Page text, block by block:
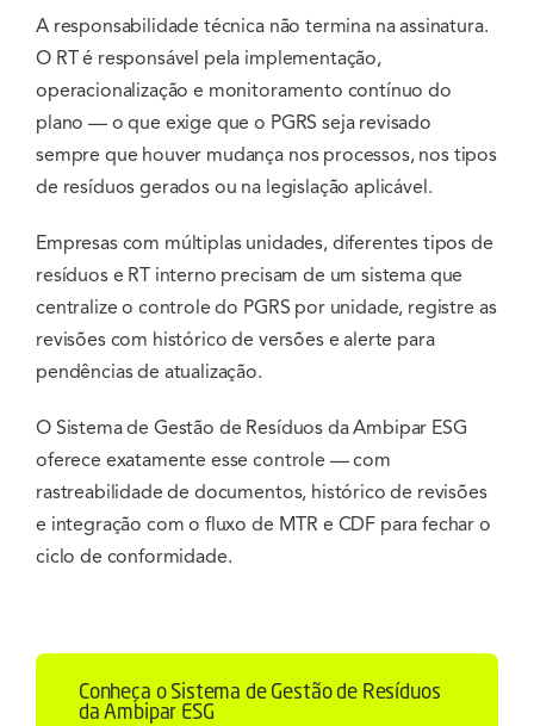
A responsabilidade técnica não termina na assinatura.
O RT é responsável pela implementação,
operacionalização e monitoramento contínuo do
plano — o que exige que o PGRS seja revisado
sempre que houver mudança nos processos, nos tipos
de resíduos gerados ou na legislação aplicável.
Empresas com múltiplas unidades, diferentes tipos de
resíduos e RT interno precisam de um sistema que
centralize o controle do PGRS por unidade, registre as
revisões com histórico de versões e alerte para
pendências de atualização.
O Sistema de Gestão de Resíduos da Ambipar ESG
oferece exatamente esse controle — com
rastreabilidade de documentos, histórico de revisões
e integração com o fluxo de MTR e CDF para fechar o
ciclo de conformidade.
Conheça o Sistema de Gestão de Resíduos
da Ambipar ESG